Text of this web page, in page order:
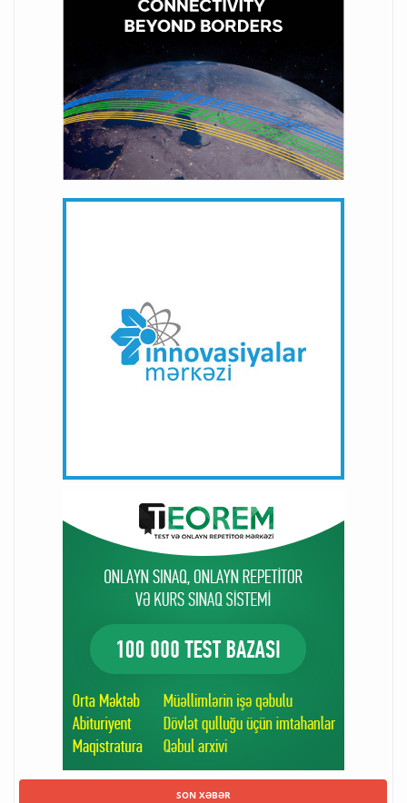
SON XƏBƏR